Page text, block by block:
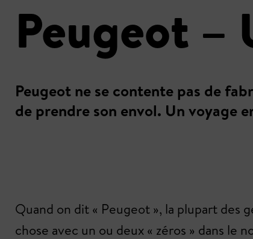
Peugeot
Peugeot ne se contente pas de
de prendre son envol. Un voyage
Quand on dit « Peugeot », la plupart des
chose avec un ou deux « zéros » dans le